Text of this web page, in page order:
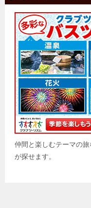
仲間と楽しむテーマの
が探せます。